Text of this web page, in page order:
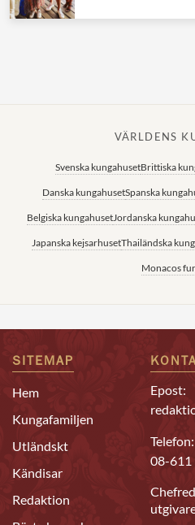
Japanska
VÄRLDENS
Svenska kungahusetBrittiska
Danska kungahusetSpanska
Belgiska kungahusetJordanska
Japanska kejsarhusetThailändska
Monacos
SITEMAP
Hem
Kungafamiljen
Utländskt
Kändisar
Redaktion
Epost:
Telefon:
08-611